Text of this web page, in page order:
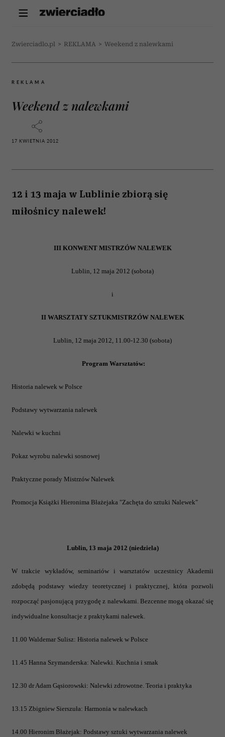
Zwierciadlo.pl > REKLAMA > Weekend z nalewkami
REKLAMA
Weekend z nalewkami
17 KWIETNIA 2012
12 i 13 maja w Lublinie zbiorą się
miłośnicy nalewek!
III KONWENT MISTRZÓW NALEWEK
Lublin, 12 maja 2012 (sobota)
i
II WARSZTATY SZTUKMISTRZÓW NALEWEK
Lublin, 12 maja 2012, 11.00-12.30 (sobota)
Program Warsztatów:
Historia nalewek w Polsce
Podstawy wytwarzania nalewek
Nalewki w kuchni
Pokaz wyrobu nalewki sosnowej
Praktyczne porady Mistrzów Nalewek
Promocja Książki Hieronima Błażejaka "Zachęta do sztuki Nalewek"
Lublin, 13 maja 2012 (niedziela)
W trakcie wykładów, seminariów i warsztatów uczestnicy Akademii
zdobędą podstawy wiedzy teoretycznej i praktycznej, która pozwoli
rozpocząć pasjonującą przygodę z nalewkami. Bezcenne mogą okazać się
indywidualne konsultacje z praktykami nalewek.
11.00 Waldemar Sulisz: Historia nalewek w Polsce
11.45 Hanna Szymanderska: Nalewki. Kuchnia i smak
12.30 dr Adam Gąsiorowski: Nalewki zdrowotne. Teoria i praktyka
13.15 Zbigniew Sierszuła: Harmonia w nalewkach
14.00 Hieronim Błażejak: Podstawy sztuki wytwarzania nalewek